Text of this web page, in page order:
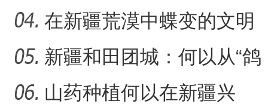
候鸟集结新疆阿拉尔市
瓷，也是“情”
在新疆荒漠中蝶变的文明
村镇
新疆和田团城：何以从“鸽
子巷”到网红打卡地
山药种植何以在新疆兴